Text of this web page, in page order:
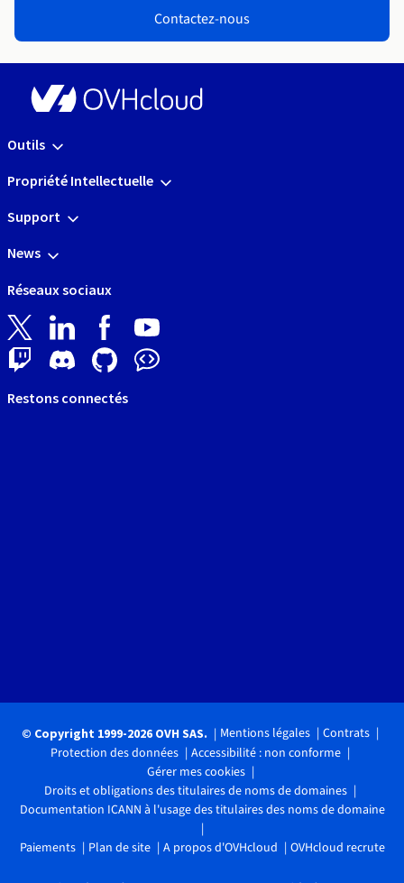
Contactez-nous
Outils
Propriété Intellectuelle
Support
News
Réseaux sociaux
Restons connectés
© Copyright 1999-2026 OVH SAS. Mentions légales
Contrats
Protection des données
Accessibilité : non conforme
Gérer mes cookies
Droits et obligations des titulaires de noms de domaines
Documentation ICANN à l'usage des titulaires des noms de domaine
Paiements Plan de site A propos d'OVHcloud OVHcloud recrute